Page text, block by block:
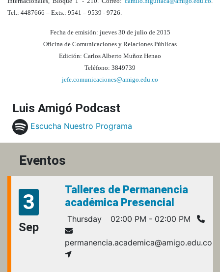
Tel.: 4487666 – Exts.: 9541 – 9539 - 9726.
Fecha de emisión: jueves 30 de julio de 2015
Oficina de Comunicaciones y Relaciones Públicas
Edición: Carlos Alberto Muñoz Henao
Teléfono: 3849739
jefe.comunicaciones@amigo.edu.co
Luis Amigó Podcast
Escucha Nuestro Programa
Eventos
3
Sep
Talleres de Permanencia
académica Presencial
Thursday 02:00 PM - 02:00 PM
permanencia.academica@amigo.edu.co